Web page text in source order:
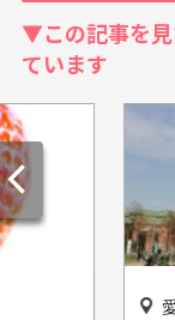
▼この記事を
ています